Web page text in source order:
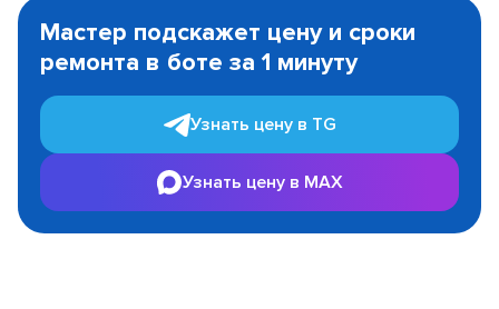
1
Мастер подскажет цену и сроки
ремонта в боте за 1 минуту
Узнать цену в TG
Узнать цену в MAX